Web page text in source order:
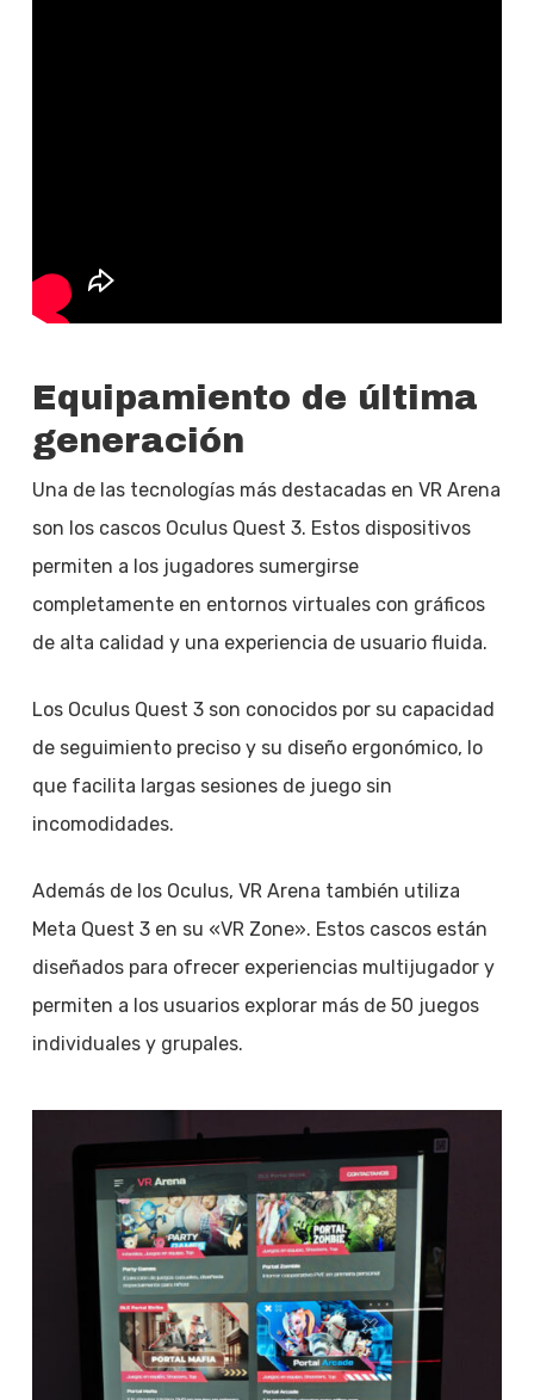
Equipamiento de última
generación
Una de las tecnologías más destacadas en VR Arena
son los cascos Oculus Quest 3. Estos dispositivos
permiten a los jugadores sumergirse
completamente en entornos virtuales con gráficos
de alta calidad y una experiencia de usuario fluida.
Los Oculus Quest 3 son conocidos por su capacidad
de seguimiento preciso y su diseño ergonómico, lo
que facilita largas sesiones de juego sin
incomodidades.
Además de los Oculus, VR Arena también utiliza
Meta Quest 3 en su «VR Zone». Estos cascos están
diseñados para ofrecer experiencias multijugador y
permiten a los usuarios explorar más de 50 juegos
individuales y grupales.